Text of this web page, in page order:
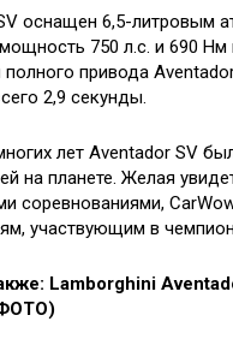
оснащен 6,5-литровым
750 л.с. и 690 Нм
полного привода
2,9 секунды.
лет Aventador SV
на планете. Желая
соревнованиями,
участвующим в
Lamborghini